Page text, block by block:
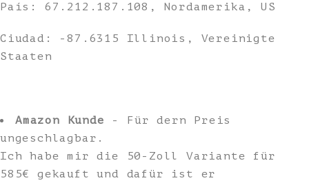
País: 67.212.187.108, Nordamerika, US
Ciudad: -87.6315 Illinois, Vereinigte
Staaten
Amazon Kunde - Für dern Preis
ungeschlagbar.
Ich habe mir die 50-Zoll Variante für
585€ gekauft und dafür ist er